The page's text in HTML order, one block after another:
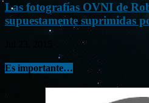
Las fotografías OVNI de
supuestamente suprimidas
Es importante…